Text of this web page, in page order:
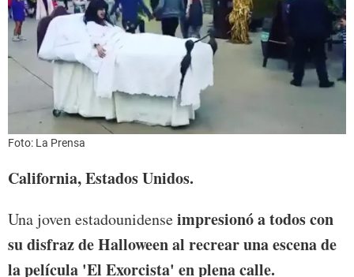
Foto: La Prensa
California, Estados Unidos.
Una joven estadounidenseimpresionó a todos con
su disfraz de Halloween al recrear una escena de
la película 'El Exorcista' en plena calle.